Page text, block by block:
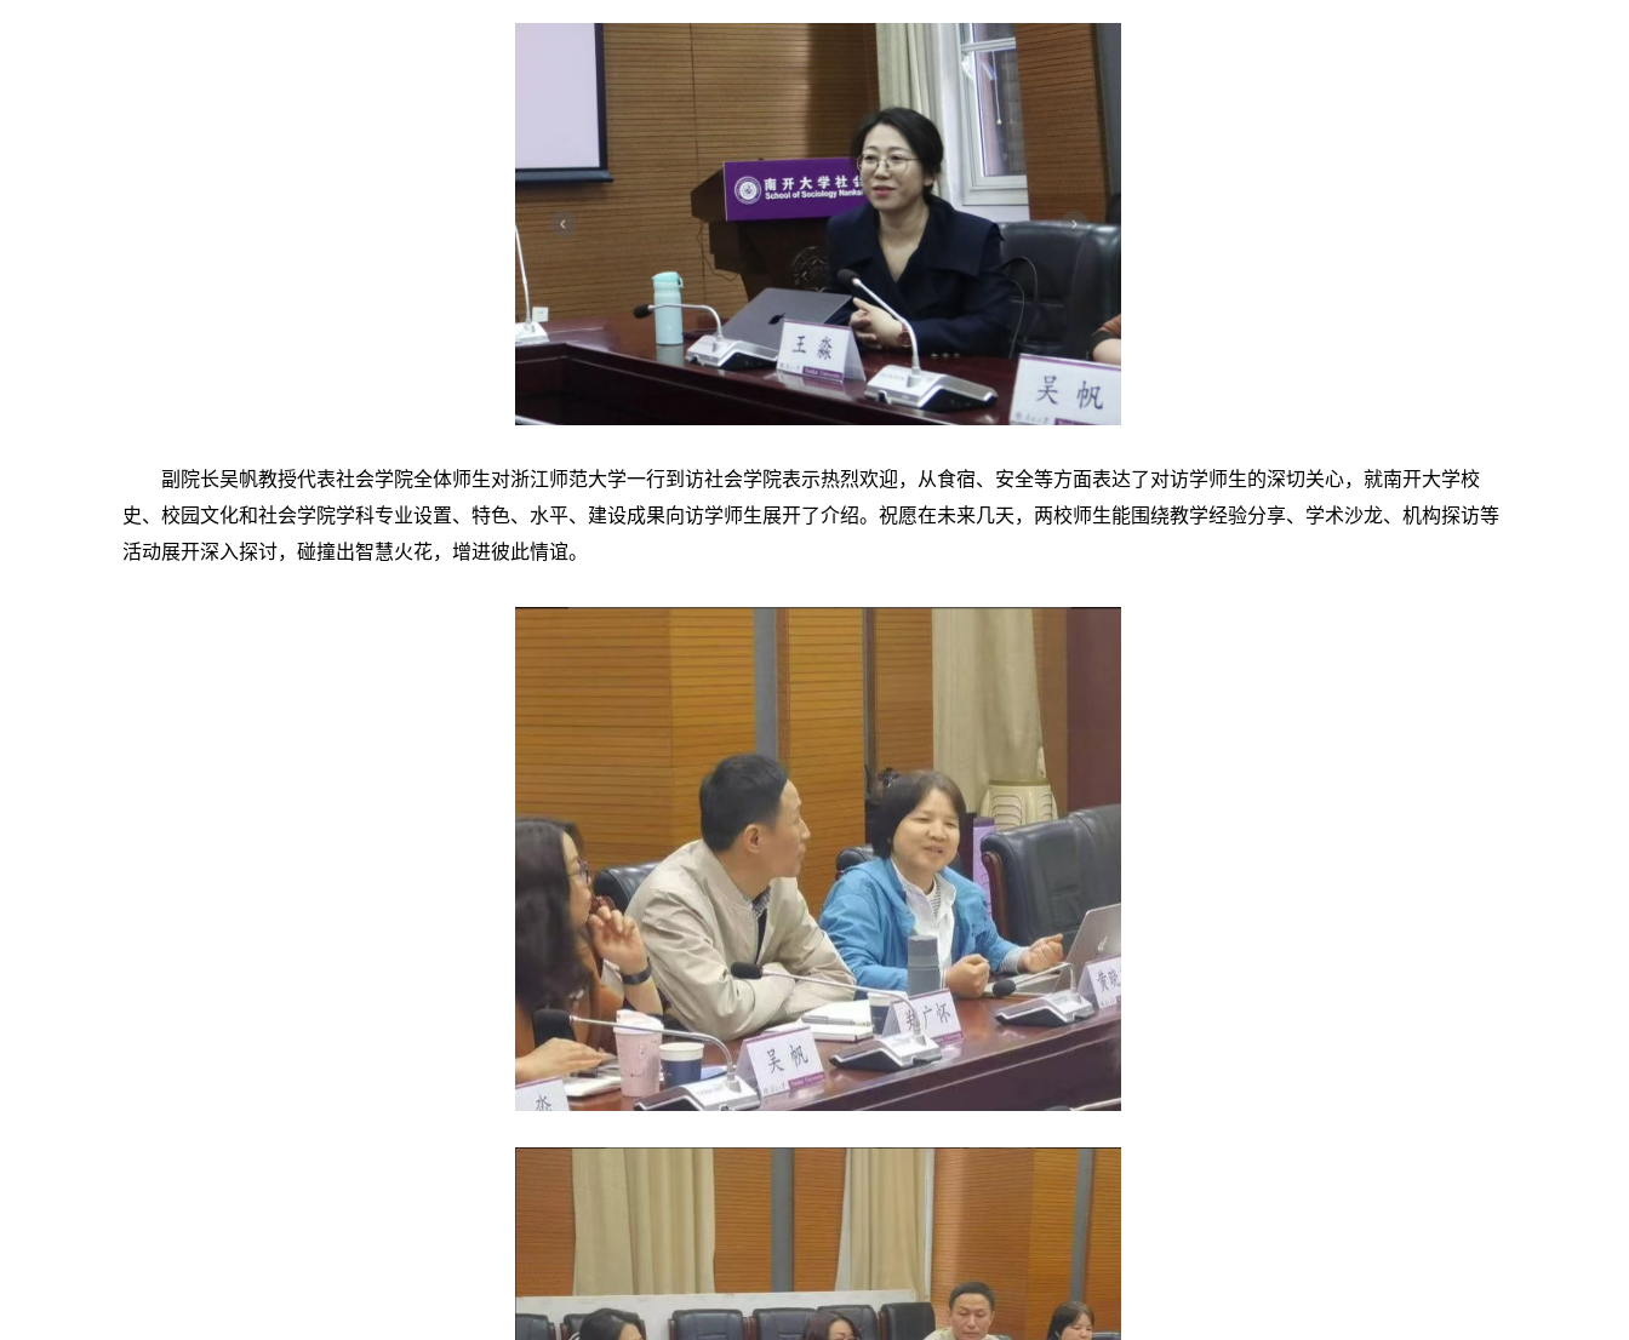
副院长吴帆教授代表社会学院全体师生对浙江师范大学一行到访社会学院表示热烈欢迎，从食宿、安全等方面表达了对访学师生的深切关心，就南开大学校
史、校园文化和社会学院学科专业设置、特色、水平、建设成果向访学师生展开了介绍。祝愿在未来几天，两校师生能围绕教学经验分享、学术沙龙、机构探访等
活动展开深入探讨，碰撞出智慧火花，增进彼此情谊。